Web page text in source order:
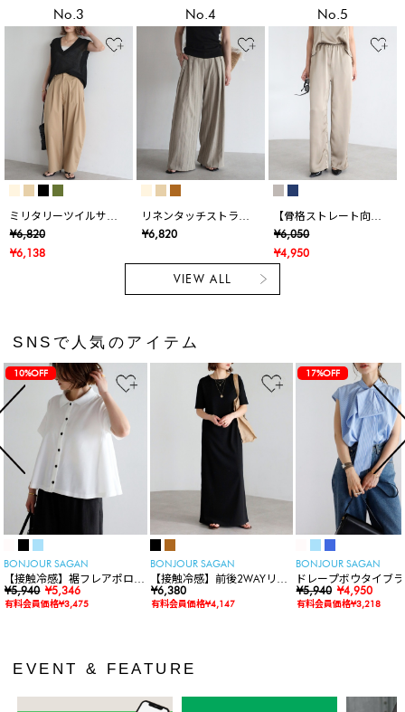
No.3
ミリタリーツイルサイ
ドタックコクーンパン
ツ
¥6,820
¥6,138
No.4
リネンタッチストライ
プタックワイドパンツ
¥6,820
No.5
【骨格ストレート向
け】サテンストレート
リラクシーパンツ
¥6,050
¥4,950
VIEW ALL
SNSで人気のアイテム
10%OFF
BONJOUR SAGAN
【接触冷感】裾フレアポロシ
ャツ
¥5,940 ¥5,346
有料会員価格¥3,475
BONJOUR SAGAN
【接触冷感】前後2WAYリブ
カットワンピース
¥6,380
有料会員価格¥4,147
17%OFF
BONJOUR SAGAN
ドレープボウタイブ
ス
¥5,940 ¥4,950
有料会員価格¥3,218
EVENT & FEATURE